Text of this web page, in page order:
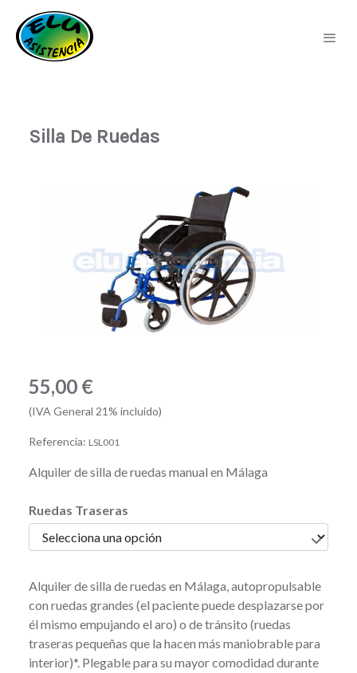
Silla De Ruedas
55,00 €
(IVA General 21% incluido)
Referencia: LSL001
Alquiler de silla de ruedas manual en Málaga
Ruedas Traseras
Alquiler de silla de ruedas en Málaga, autopropulsable
con ruedas grandes (el paciente puede desplazarse por
él mismo empujando el aro) o de tránsito (ruedas
traseras pequeñas que la hacen más maniobrable para
interior)*. Plegable para su mayor comodidad durante